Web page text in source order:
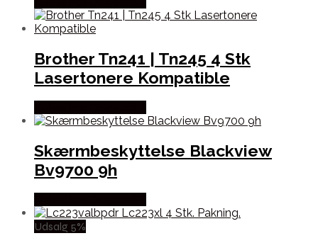
Brother Tn241 | Tn245 4 Stk
Lasertonere Kompatible
Skærmbeskyttelse Blackview
Bv9700 9h
Udsalg 5%